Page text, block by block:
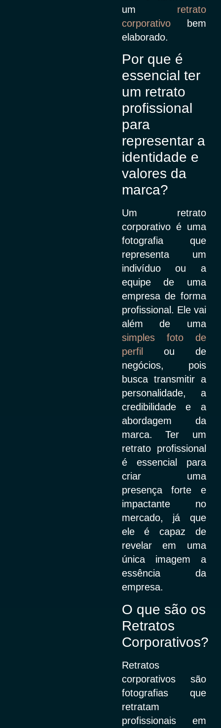
um retrato
corporativobem
elaborado.
Por que é
essencial ter
um retrato
profissional
para
representar a
identidade e
valores da
marca?
Um retrato
corporativo é uma
fotografia que
representa um
indivíduo ou a
equipe de uma
empresa de forma
profissional. Ele vai
além de uma
simples foto de
perfil
ou de
negócios, pois
busca transmitir a
personalidade, a
credibilidade e a
abordagem da
marca. Ter um
retrato profissional
é essencial para
criar uma
presença forte e
impactante no
mercado, já que
ele é capaz de
revelar em uma
única imagem a
essência da
empresa.
O que são os
Retratos
Corporativos?
Retratos
corporativos são
fotografias que
retratam
profissionais em